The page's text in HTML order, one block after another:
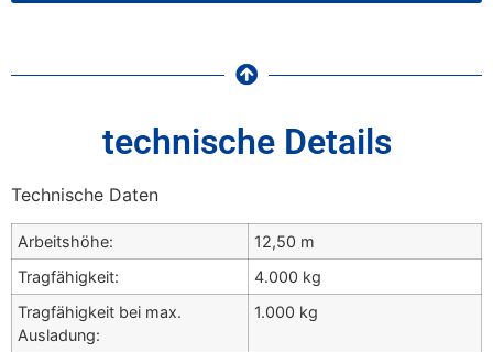
technische Details
Technische Daten
Arbeitshöhe:
12,50 m
Tragfähigkeit:
4.000 kg
Tragfähigkeit bei max.
Ausladung:
1.000 kg